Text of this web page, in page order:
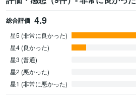
総合評価 4.9
星5 (非常に良かった)
星4 (良かった)
星3 (普通)
星2 (悪かった)
星1 (非常に悪かった)